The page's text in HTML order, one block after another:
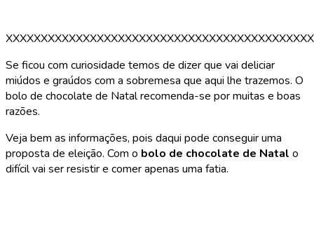
Se ficou com curiosidade temos de dizer que vai deliciar
miúdos e graúdos com a sobremesa que aqui lhe trazemos. O
bolo de chocolate de Natal recomenda-se por muitas e boas
razões.
Veja bem as informações, pois daqui pode conseguir uma
proposta de eleição. Com o bolo de chocolate de Natal o
difícil vai ser resistir e comer apenas uma fatia.